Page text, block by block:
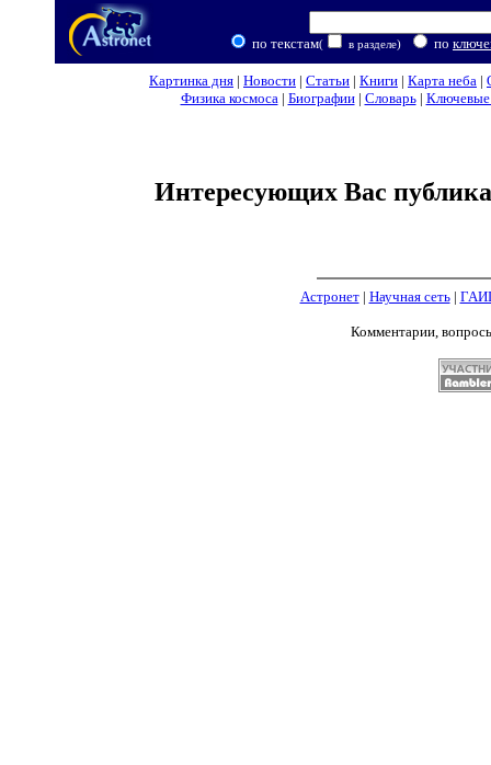
по текстам( в разделе) по
Картинка дня | Новости | Статьи | Книги | Карта неба |
Физика космоса| Биографии| Словарь| Ключевые
Интересующих Вас
Астронет| Научная сеть|
Комментарии,